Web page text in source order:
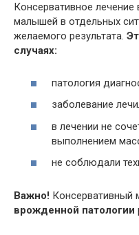
Консервативное
малышей в отдельных
желаемого результата.
случаях:
патология
заболевание
в лечении не
выполнением
не соблюдали
Важно! Консервативный
врожденной патологии